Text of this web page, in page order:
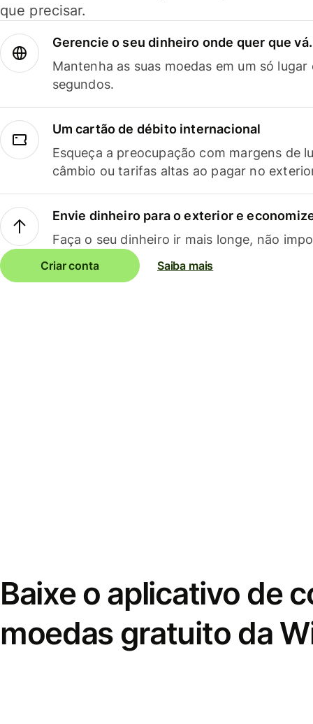
que precisar.
Gerencie o seu dinheiro onde quer que vá.
Mantenha as suas moedas em um só
segundos.
Um cartão de débito internacional
Esqueça a preocupação com margens de
câmbio ou tarifas altas ao pagar no
Envie dinheiro para o exterior e
Faça o seu dinheiro ir mais longe, não
Criar conta Saiba mais
Baixe o aplicativo de
moedas gratuito da